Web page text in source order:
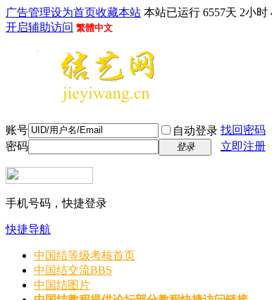
广告管理设为首页收藏本站 本站已运行 6557天 2小时
开启辅助访问 繁體中文
账号 自动登录 找回密码
密码
登录 立即注册
手机号码，快捷登录
快捷导航
中国结等级考核首页
中国结交流BBS
中国结图片